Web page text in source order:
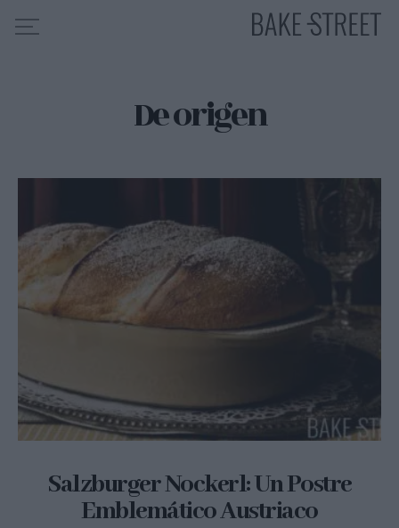
HOME
INDICE DE RECETAS
MIS CURSOS
CONTACTO
De origen
Salzburger Nockerl: Un Postre
Emblemático Austriaco